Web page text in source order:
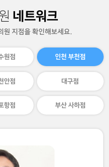
네트워크
원 지점을 확인해보세요.
원점 인천 부천점
안점 대구점
항점 부산 사하점